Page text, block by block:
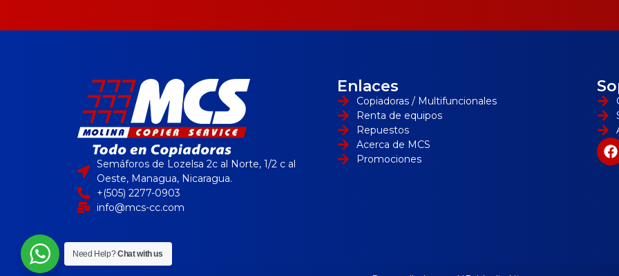
Semáforos de Lozelsa 2c al Norte, 1/2 c al
Oeste, Managua, Nicaragua.
+(505) 2277-0903
info@mcs-cc.com
Enlaces
Copiadoras / Multifuncionales
Renta de equipos
Repuestos
Acerca de MCS
Promociones
Need Help?Chat with us